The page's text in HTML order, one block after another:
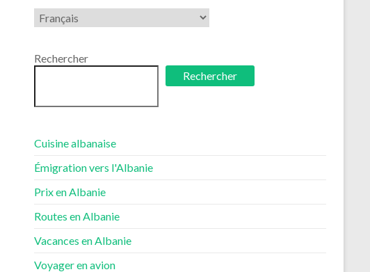
Choisir
une
Rechercher
Rechercher
Cuisine albanaise
Émigration vers l'Albanie
Prix ​​en Albanie
Routes en Albanie
Vacances en Albanie
Voyager en avion